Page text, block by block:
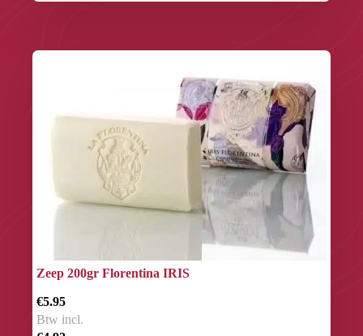
Zeep 200gr Florentina IRIS
€5.95
Btw incl.